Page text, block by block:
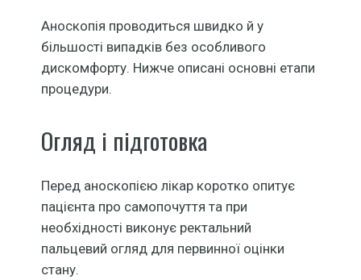
Аноскопія проводиться швидко й у
більшості випадків без особливого
дискомфорту. Нижче описані основні етапи
процедури.
Огляд і підготовка
Перед аноскопією лікар коротко опитує
пацієнта про самопочуття та при
необхідності виконує ректальний
пальцевий огляд для первинної оцінки
стану.